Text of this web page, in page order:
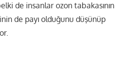
de insanlar ozon tabakasının
de payı olduğunu düşünüp